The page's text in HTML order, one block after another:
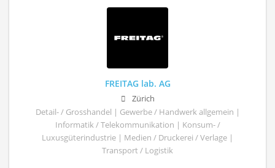
FREITAG lab. AG
Zürich
Detail- / Grosshandel | Gewerbe / Handwerk allgemein |
Informatik / Telekommunikation | Konsum- /
Luxusgüterindustrie | Medien / Druckerei / Verlage |
Transport / Logistik